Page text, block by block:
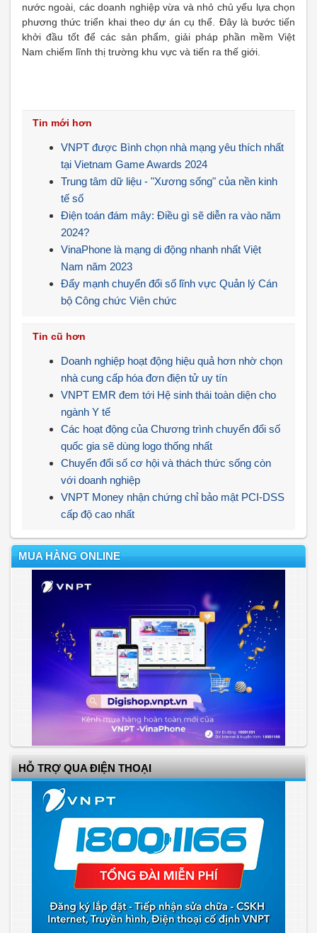
nước ngoài, các doanh nghiệp vừa và nhỏ chủ yếu lựa chọn
phương thức triển khai theo dự án cụ thể. Đây là bước tiến
khởi đầu tốt để các sản phẩm, giải pháp phần mềm Việt
Nam chiếm lĩnh thị trường khu vực và tiến ra thế giới.
Tin mới hơn
VNPT được Bình chọn nhà mạng yêu thích nhất
tại Vietnam Game Awards 2024
Trung tâm dữ liệu - "Xương sống" của nền kinh
tế số
Điện toán đám mây: Điều gì sẽ diễn ra vào năm
2024?
VinaPhone là mạng di động nhanh nhất Việt
Nam năm 2023
Đẩy mạnh chuyển đổi số lĩnh vực Quản lý Cán
bộ Công chức Viên chức
Tin cũ hơn
Doanh nghiệp hoạt động hiệu quả hơn nhờ chọn
nhà cung cấp hóa đơn điện tử uy tín
VNPT EMR đem tới Hệ sinh thái toàn diện cho
ngành Y tế
Các hoạt động của Chương trình chuyển đổi số
quốc gia sẽ dùng logo thống nhất
Chuyển đổi số cơ hội và thách thức sống còn
với doanh nghiệp
VNPT Money nhận chứng chỉ bảo mật PCI-DSS
cấp độ cao nhất
MUA HÀNG ONLINE
HỖ TRỢ QUA ĐIỆN THOẠI